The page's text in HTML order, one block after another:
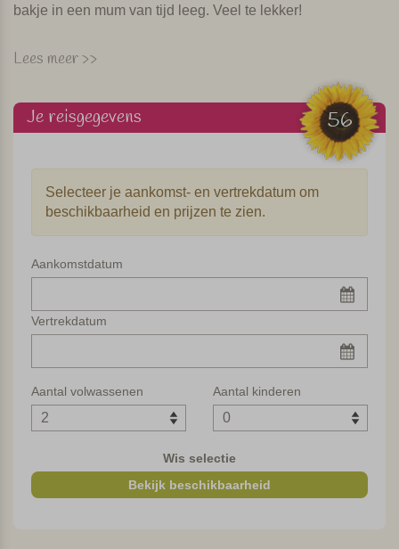
bakje in een mum van tijd leeg. Veel te lekker!
Bij deze agriturismo voel je je direct thuis. De agriturismo
mooi zwembad met apart kindergedeelte, een speeltuin,
een groot speelveld en twee pizza ovens waar in het
hoogseizoen eens per week met de kinderen pizza's
gebakken worden. Ook is er een restaurant met groot
buiten aan lange tafels gegeten wordt. In de zomer komen
er af en toe ook een paar zwijntjes en ponies bij de
De appartementen
De eigenaresse houdt ervan om antiekmarktjes af te
struinen op zoek naar snuisterijen en meubels die ze zelf
kan opknappen. En dat zie je terug in de inrichting van de
diverse stijlen die helemaal bij de sfeer van deze
agriturismo past.
De agriturismo heeft 9 appartementen. Alle appartementen
hebben een eigen terrasje en zijn voorzien van sateliet TV,
Lees meer >>
56
Je reisgegevens
Selecteer je aankomst- en vertrekdatum om
beschikbaarheid en prijzen te zien.
Aankomstdatum
Vertrekdatum
Aantal volwassenen Aantal kinderen
Wis selectie
Bekijk beschikbaarheid